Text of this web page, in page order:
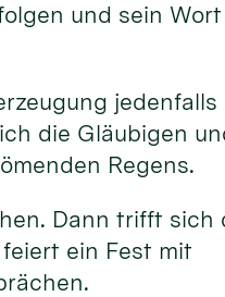
und sein Wort
jedenfalls
die Gläubigen
Regens.
Dann trifft sich
ein Fest mit